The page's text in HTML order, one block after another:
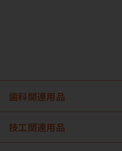
歯科関連用品
技工関連用品